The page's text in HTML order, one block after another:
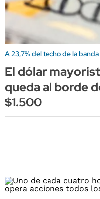
A 23,7% del techo de la banda
El dólar
queda al borde
$1.500